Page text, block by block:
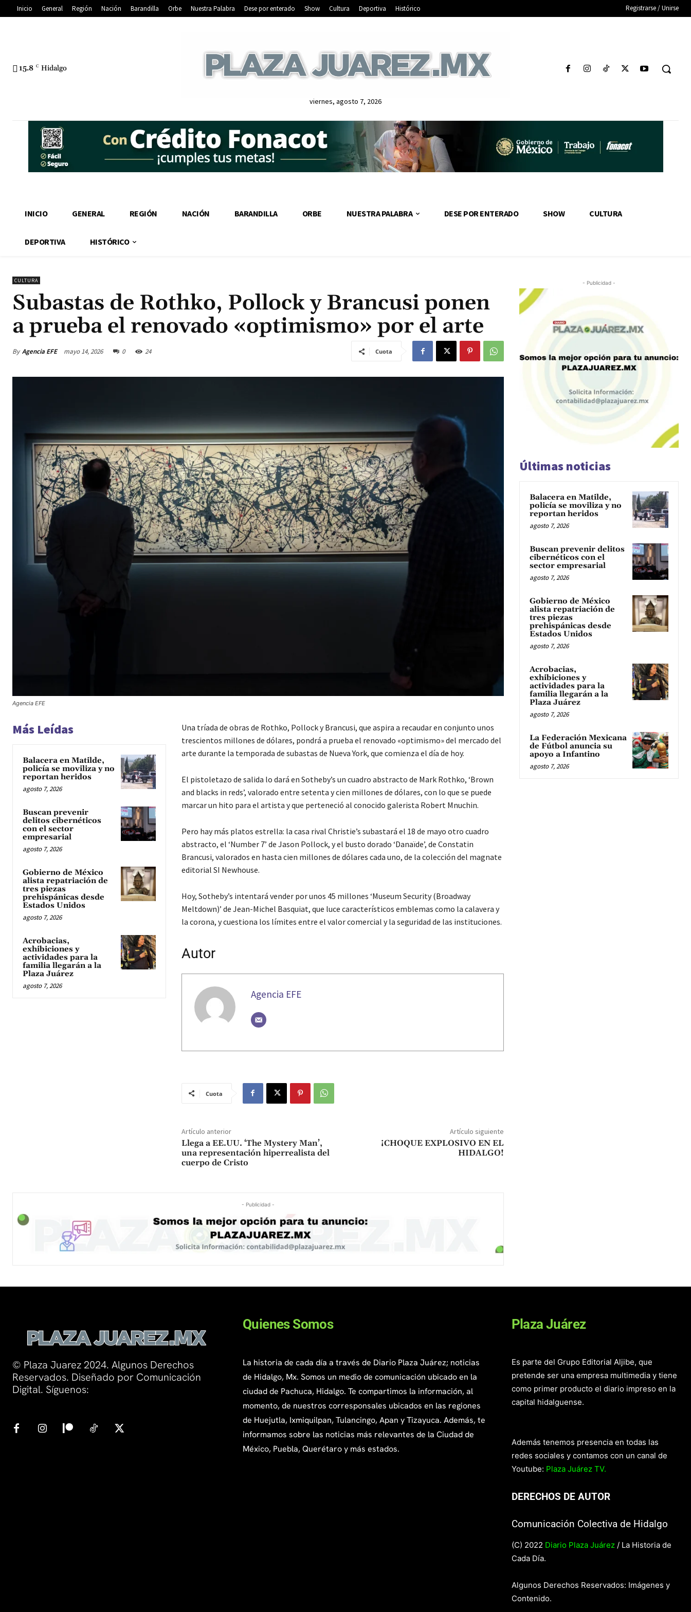
Inicio General Región Nación Barandilla Orbe Nuestra Palabra Dese por enterado Show Cultura Deportiva Histórico Registrarse / Unirse
15.8 C Hidalgo
viernes, agosto 7, 2026
INICIO GENERAL REGIÓN NACIÓN BARANDILLA ORBE NUESTRA PALABRA DESE POR ENTERADO SHOW CULTURA
DEPORTIVA HISTÓRICO
CULTURA
Subastas de Rothko, Pollock y Brancusi ponen
a prueba el renovado «optimismo» por el arte
By Agencia EFE mayo 14, 2026 0 24 Cuota
Agencia EFE
Más Leídas
Balacera en Matilde,
policía se moviliza y no
reportan heridos
agosto 7, 2026
Buscan prevenir
delitos cibernéticos
con el sector
empresarial
agosto 7, 2026
Gobierno de México
alista repatriación de
tres piezas
prehispánicas desde
Estados Unidos
agosto 7, 2026
Acrobacias,
exhibiciones y
actividades para la
familia llegarán a la
Plaza Juárez
agosto 7, 2026
Una tríada de obras de Rothko, Pollock y Brancusi, que aspira a recaudar en conjunto unos
trescientos millones de dólares, pondrá a prueba el renovado «optimismo» del mercado del
arte durante la temporada de subastas de Nueva York, que comienza el día de hoy.
El pistoletazo de salida lo dará en Sotheby’s un cuadro abstracto de Mark Rothko, ‘Brown
and blacks in reds’, valorado entre setenta y cien millones de dólares, con lo que se puede
marcar un hito para el artista y que perteneció al conocido galerista Robert Mnuchin.
Pero hay más platos estrella: la casa rival Christie’s subastará el 18 de mayo otro cuadro
abstracto, el ‘Number 7’ de Jason Pollock, y el busto dorado ‘Danaïde’, de Constatin
Brancusi, valorados en hasta cien millones de dólares cada uno, de la colección del magnate
editorial SI Newhouse.
Hoy, Sotheby’s intentará vender por unos 45 millones ‘Museum Security (Broadway
Meltdown)’ de Jean-Michel Basquiat, que luce característicos emblemas como la calavera y
la corona, y cuestiona los límites entre el valor comercial y la seguridad de las instituciones.
Autor
Agencia EFE
Cuota
Artículo anterior
Llega a EE.UU. ‘The Mystery Man’,
una representación hiperrealista del
cuerpo de Cristo
Artículo siguiente
¡CHOQUE EXPLOSIVO EN EL
HIDALGO!
- Publicidad -
- Publicidad -
Últimas noticias
Balacera en Matilde,
policía se moviliza y no
reportan heridos
agosto 7, 2026
Buscan prevenir delitos
cibernéticos con el
sector empresarial
agosto 7, 2026
Gobierno de México
alista repatriación de
tres piezas
prehispánicas desde
Estados Unidos
agosto 7, 2026
Acrobacias,
exhibiciones y
actividades para la
familia llegarán a la
Plaza Juárez
agosto 7, 2026
La Federación Mexicana
de Fútbol anuncia su
apoyo a Infantino
agosto 7, 2026
© Plaza Juarez 2024. Algunos Derechos
Reservados. Diseñado por Comunicación
Digital. Síguenos:
Quienes Somos
La historia de cada día a través de Diario Plaza Juárez; noticias
de Hidalgo, Mx. Somos un medio de comunicación ubicado en la
ciudad de Pachuca, Hidalgo. Te compartimos la información, al
momento, de nuestros corresponsales ubicados en las regiones
de Huejutla, Ixmiquilpan, Tulancingo, Apan y Tizayuca. Además, te
informamos sobre las noticias más relevantes de la Ciudad de
México, Puebla, Querétaro y más estados.
Plaza Juárez
Es parte del Grupo Editorial Aljibe, que
pretende ser una empresa multimedia y tiene
como primer producto el diario impreso en la
capital hidalguense.
Además tenemos presencia en todas las
redes sociales y contamos con un canal de
Youtube: Plaza Juárez TV.
DERECHOS DE AUTOR
Comunicación Colectiva de Hidalgo
(C) 2022 Diario Plaza Juárez / La Historia de
Cada Día.
Algunos Derechos Reservados: Imágenes y
Contenido.